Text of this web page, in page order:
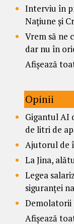
Interviu în
Națiune și
Vrem să ne
dar nu în
Afișează
Opinii
Gigantul AI
de litri de
Ajutorul de
La Jina,
Legea
siguranței
Demolatorii
Afișează